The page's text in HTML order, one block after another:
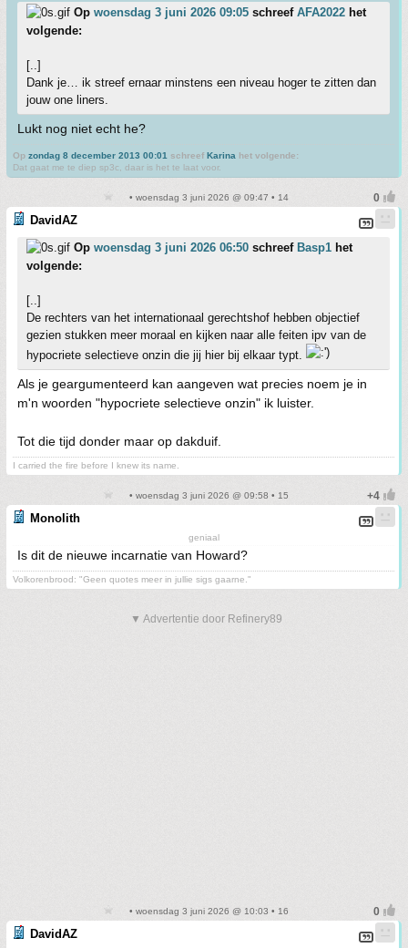
Op woensdag 3 juni 2026 09:05 schreef AFA2022 het
volgende:
[..]
Dank je… ik streef ernaar minstens een niveau hoger te zitten dan
jouw one liners.
Lukt nog niet echt he?
Op zondag 8 december 2013 00:01 schreef Karina het volgende:
Dat gaat me te diep sp3c, daar is het te laat voor.
• woensdag 3 juni 2026 @ 09:47 • 14
DavidAZ
Op woensdag 3 juni 2026 06:50 schreef Basp1 het
volgende:
[..]
De rechters van het internationaal gerechtshof hebben objectief
gezien stukken meer moraal en kijken naar alle feiten ipv van de
hypocriete selectieve onzin die jij hier bij elkaar typt.
Als je geargumenteerd kan aangeven wat precies noem je in
m'n woorden "hypocriete selectieve onzin" ik luister.
Tot die tijd donder maar op dakduif.
I carried the fire before I knew its name.
• woensdag 3 juni 2026 @ 09:58 • 15
Monolith
geniaal
Is dit de nieuwe incarnatie van Howard?
Volkorenbrood: "Geen quotes meer in jullie sigs gaarne."
▼ Advertentie door Refinery89
• woensdag 3 juni 2026 @ 10:03 • 16
DavidAZ